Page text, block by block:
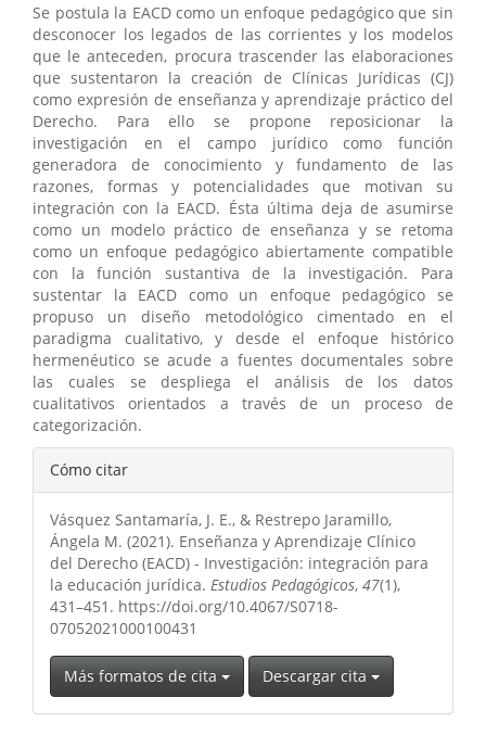
Se postula la EACD como un enfoque pedagógico que sin
desconocer los legados de las corrientes y los modelos
que le anteceden, procura trascender las elaboraciones
que sustentaron la creación de Clínicas Jurídicas (CJ)
como expresión de enseñanza y aprendizaje práctico del
Derecho. Para ello se propone reposicionar la
investigación en el campo jurídico como función
generadora de conocimiento y fundamento de las
razones, formas y potencialidades que motivan su
integración con la EACD. Ésta última deja de asumirse
como un modelo práctico de enseñanza y se retoma
como un enfoque pedagógico abiertamente compatible
con la función sustantiva de la investigación. Para
sustentar la EACD como un enfoque pedagógico se
propuso un diseño metodológico cimentado en el
paradigma cualitativo, y desde el enfoque histórico
hermenéutico se acude a fuentes documentales sobre
las cuales se despliega el análisis de los datos
cualitativos orientados a través de un proceso de
categorización.
Detalles
del
artículo
Cómo citar
Vásquez Santamaría, J. E., & Restrepo Jaramillo,
Ángela M. (2021). Enseñanza y Aprendizaje Clínico
del Derecho (EACD) - Investigación: integración para
la educación jurídica. Estudios Pedagógicos, 47(1),
431–451. https://doi.org/10.4067/S0718-
07052021000100431
Más formatos de cita Descargar cita